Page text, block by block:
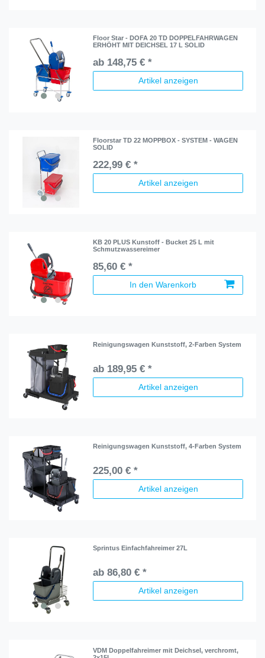
Floor Star - DOFA 20 TD DOPPELFAHRWAGEN
ERHÖHT MIT DEICHSEL 17 L SOLID
ab 148,75 € *
Artikel anzeigen
Floorstar TD 22 MOPPBOX - SYSTEM - WAGEN
SOLID
222,99 € *
Artikel anzeigen
KB 20 PLUS Kunstoff - Bucket 25 L mit
Schmutzwassereimer
85,60 € *
In den Warenkorb
Reinigungswagen Kunststoff, 2-Farben System
ab 189,95 € *
Artikel anzeigen
Reinigungswagen Kunststoff, 4-Farben System
225,00 € *
Artikel anzeigen
Sprintus Einfachfahreimer 27L
ab 86,80 € *
Artikel anzeigen
VDM Doppelfahreimer mit Deichsel, verchromt,